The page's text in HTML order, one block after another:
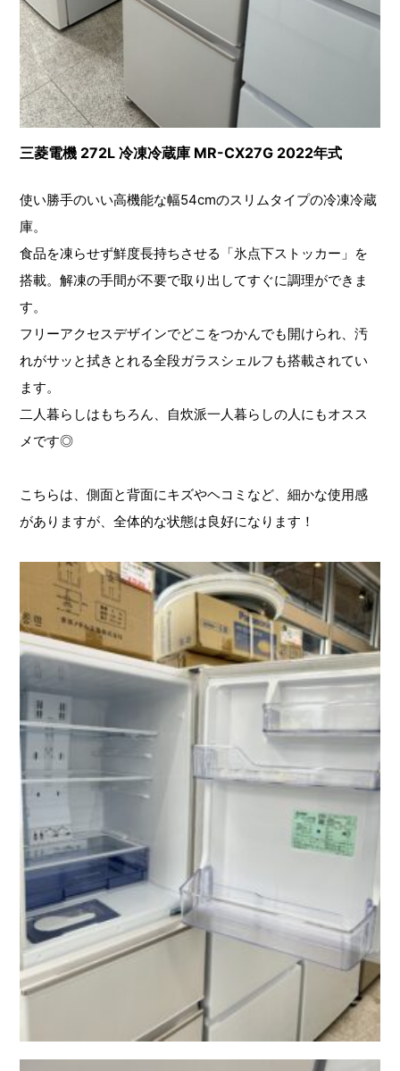
三菱電機 272L 冷凍冷蔵庫 MR-CX27G 2022年式
使い勝手のいい高機能な幅54cmのスリムタイプの冷凍冷蔵
庫。
食品を凍らせず鮮度長持ちさせる「氷点下ストッカー」を
搭載。解凍の手間が不要で取り出してすぐに調理ができま
す。
フリーアクセスデザインでどこをつかんでも開けられ、汚
れがサッと拭きとれる全段ガラスシェルフも搭載されてい
ます。
二人暮らしはもちろん、自炊派一人暮らしの人にもオスス
メです◎
こちらは、側面と背面にキズやヘコミなど、細かな使用感
がありますが、全体的な状態は良好になります！